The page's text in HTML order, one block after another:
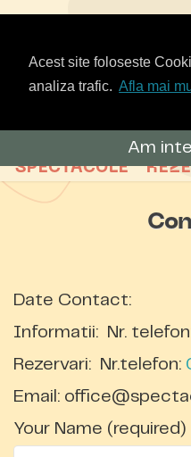
Acest site foloseste
analiza trafic. Afla mai
Am
SPECTACOLE
Date Contact:
Informatii: Nr.
Rezervari: Nr.telefon:
Email: office@spect
Your Name (required)